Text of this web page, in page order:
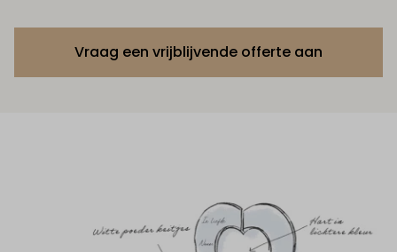
Vraag een vrijblijvende offerte aan